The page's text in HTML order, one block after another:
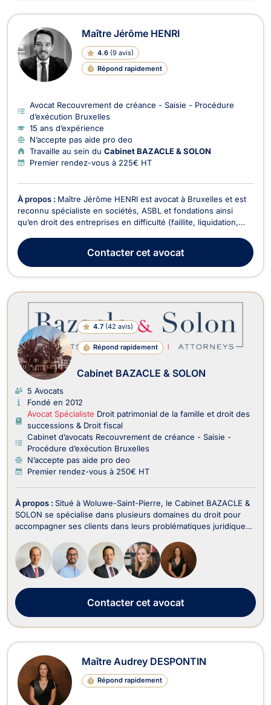
Maître Jérôme HENRI
4.6 (9 avis)
Répond rapidement
Avocat Recouvrement de créance - Saisie - Procédure
d’exécution Bruxelles
15 ans d’expérience
N’accepte pas aide pro deo
Travaille au sein du Cabinet BAZACLE & SOLON
Premier rendez-vous à 225€ HT
À propos : Maître Jérôme HENRI est avocat à Bruxelles et est
reconnu spécialiste en sociétés, ASBL et fondations ainsi
qu’en droit des entreprises en difficulté (faillite, liquidation,
grande expertise en matière de responsabilité des
administrateurs de sociétés, ASBL et fondat...
Contactercet avocat
4.7 (42 avis)
Répond rapidement
Cabinet BAZACLE & SOLON
5 Avocats
Fondé en 2012
Avocat Spécialiste Droit patrimonial de la famille et droit des
successions & Droit fiscal
Cabinet d’avocats Recouvrement de créance - Saisie -
Procédure d’exécution Bruxelles
N’accepte pas aide pro deo
Premier rendez-vous à 250€ HT
À propos : Situé à Woluwe-Saint-Pierre, le Cabinet BAZACLE &
SOLON se spécialise dans plusieurs domaines du droit pour
accompagner ses clients dans leurs problématiques juridiques
des Affaires, Droit des Sociétés, Droit des Affaires, Droit des
Successions, Droit Commercia...
Contactercet avocat
Maître Audrey DESPONTIN
Répond rapidement